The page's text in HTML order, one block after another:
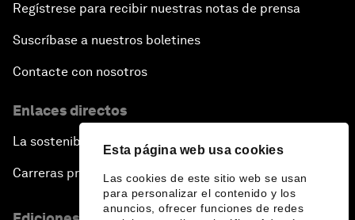
Esta página web usa cookies
Las cookies de este sitio web se usan
para personalizar el contenido y los
anuncios, ofrecer funciones de redes
Regístrese para recibir nuestras notas de prensa
Suscríbase a nuestros boletines
Contacte con nosotros
Enlaces directos
La sostenibilidad en el Foro
Carreras profesionales